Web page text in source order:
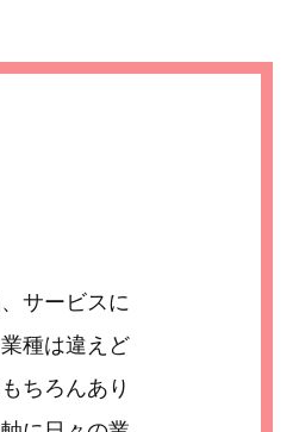
サービスに
種は違えど
ちろんあり